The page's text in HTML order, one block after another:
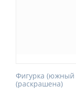
Фигурка (южный
(раскрашена)